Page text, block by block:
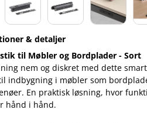
& detaljer
til Møbler og Bordplader - Sort
nem og diskret med dette
indbygning i møbler som
En praktisk løsning, hvor
hånd i hånd.